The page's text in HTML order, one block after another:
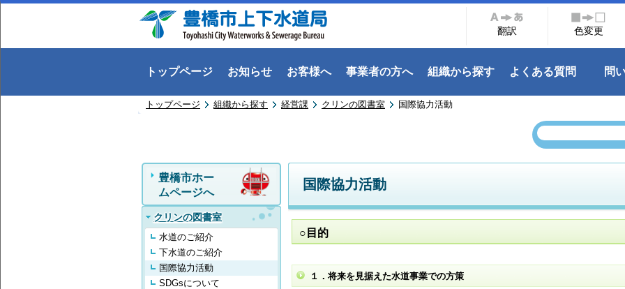
翻訳 色変更
トップページ お知らせ お客様へ 事業者の方へ 組織から探す よくある質問 問
トップページ 組織から探す 経営課 クリンの図書室 国際協力活動
豊橋市ホー
ムページへ
クリンの図書室
水道のご紹介
下水道のご紹介
国際協力活動
SDGsについて
国際協力活動
○目的
１．将来を見据えた水道事業での方策